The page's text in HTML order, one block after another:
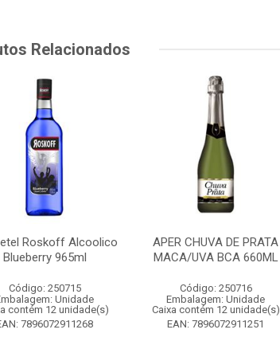
Relacionados
Roskoff Alcoolico
Blueberry 965ml
Código: 250715
Unidade
contém 12 unidade(s)
7896072911268
APER CHUVA DE PRATA
MACA/UVA BCA 660ML
Código: 250716
Embalagem: Unidade
Caixa contém 12 unidade(s)
EAN: 7896072911251